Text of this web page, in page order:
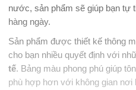
nước, sản phẩm sẽ giúp bạn tự
hàng ngày.
Sản phẩm được thiết kế thông
cho bạn nhiều quyết định với
tế. Bảng màu phong phú giúp
phù hợp hơn với không gian nơi